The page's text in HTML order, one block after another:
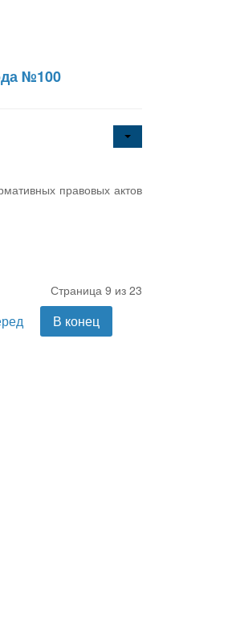
№100
правовых актов
Страница 9 из 23
В конец